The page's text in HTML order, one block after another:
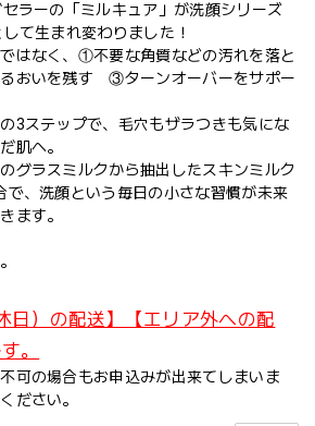
ラーの「ミルキュア」が洗顔シリーズ
て生まれ変わりました！
はなく、①不要な角質などの汚れを落と
おいを残す ③ターンオーバーをサポー
3ステップで、毛穴もザラつきも気にな
肌へ。
グラスミルクから抽出したスキンミルク
で、洗顔という毎日の小さな習慣が未来
ます。
）の配送】【エリア外への配
。
可の場合もお申込みが出来てしまいま
ださい。